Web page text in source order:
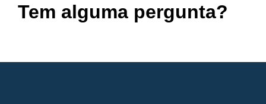
Tem alguma pergunta?